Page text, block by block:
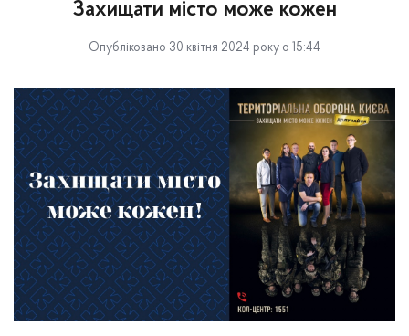
Захищати місто може кожен
Опубліковано 30 квітня 2024 року о 15:44